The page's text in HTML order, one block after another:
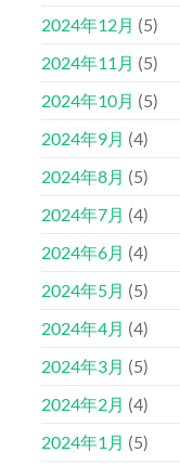
2024年12月 (5)
2024年11月 (5)
2024年10月 (5)
2024年9月 (4)
2024年8月 (5)
2024年7月 (4)
2024年6月 (4)
2024年5月 (5)
2024年4月 (4)
2024年3月 (5)
2024年2月 (4)
2024年1月 (5)